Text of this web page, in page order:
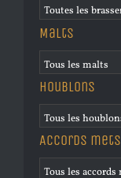
Malts
Houblons
Accords mets